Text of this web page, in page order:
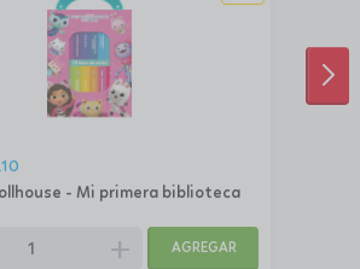
- Mi primera biblioteca
add AGREGAR